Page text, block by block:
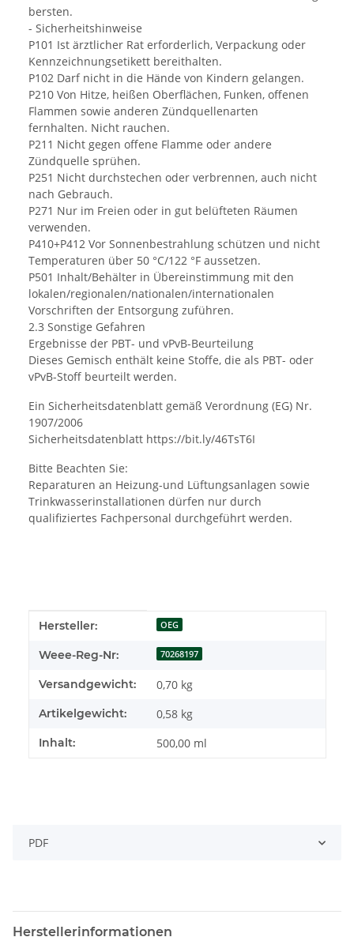
bersten.
- Sicherheitshinweise
P101 Ist ärztlicher Rat erforderlich, Verpackung oder
Kennzeichnungsetikett bereithalten.
P102 Darf nicht in die Hände von Kindern gelangen.
P210 Von Hitze, heißen Oberflächen, Funken, offenen
Flammen sowie anderen Zündquellenarten
fernhalten. Nicht rauchen.
P211 Nicht gegen offene Flamme oder andere
Zündquelle sprühen.
P251 Nicht durchstechen oder verbrennen, auch nicht
nach Gebrauch.
P271 Nur im Freien oder in gut belüfteten Räumen
verwenden.
P410+P412 Vor Sonnenbestrahlung schützen und nicht
Temperaturen über 50 °C/122 °F aussetzen.
P501 Inhalt/Behälter in Übereinstimmung mit den
lokalen/regionalen/nationalen/internationalen
Vorschriften der Entsorgung zuführen.
2.3 Sonstige Gefahren
Ergebnisse der PBT- und vPvB-Beurteilung
Dieses Gemisch enthält keine Stoffe, die als PBT- oder
vPvB-Stoff beurteilt werden.
Ein Sicherheitsdatenblatt gemäß Verordnung (EG) Nr.
1907/2006
Sicherheitsdatenblatt https://bit.ly/46TsT6I
Bitte Beachten Sie:
Reparaturen an Heizung-und Lüftungsanlagen sowie
Trinkwasserinstallationen dürfen nur durch
qualifiziertes Fachpersonal durchgeführt werden.
Produkteigenschaft
Wert
Hersteller: OEG
Weee-Reg-Nr: 70268197
Versandgewicht: 0,70 kg
Artikelgewicht: 0,58 kg
Inhalt: 500,00 ml
PDF
Herstellerinformationen